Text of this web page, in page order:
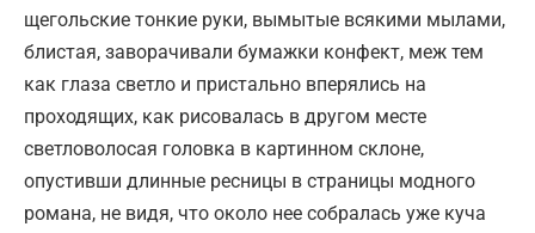
щегольские тонкие руки, вымытые всякими мылами,
блистая, заворачивали бумажки конфект, меж тем
как глаза светло и пристально вперялись на
проходящих, как рисовалась в другом месте
светловолосая головка в картинном склоне,
опустивши длинные ресницы в страницы модного
романа, не видя, что около нее собралась уже куча